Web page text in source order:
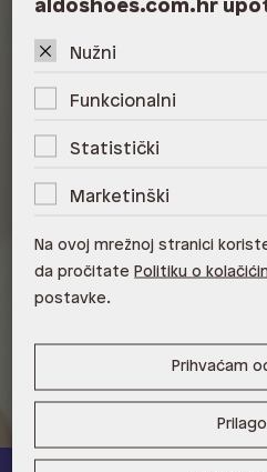
ALDO, City Center One West
10000 Zagreb
ALDO, Arena Centar 10020
ALDO, Mall of Split Split
ALDO, City Center One Split
ALDO, Tower Centar 51000
aldoshoes.com.hr
Nužni
Funkcionalni
Statistički
Marketinški
Na ovoj mrežnoj stranici
da pročitate Politiku o
postavke.
Prihvaćam